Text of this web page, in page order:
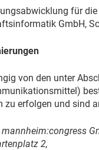
für
GmbH,
von den unter
zu erfolgen und sind
2,